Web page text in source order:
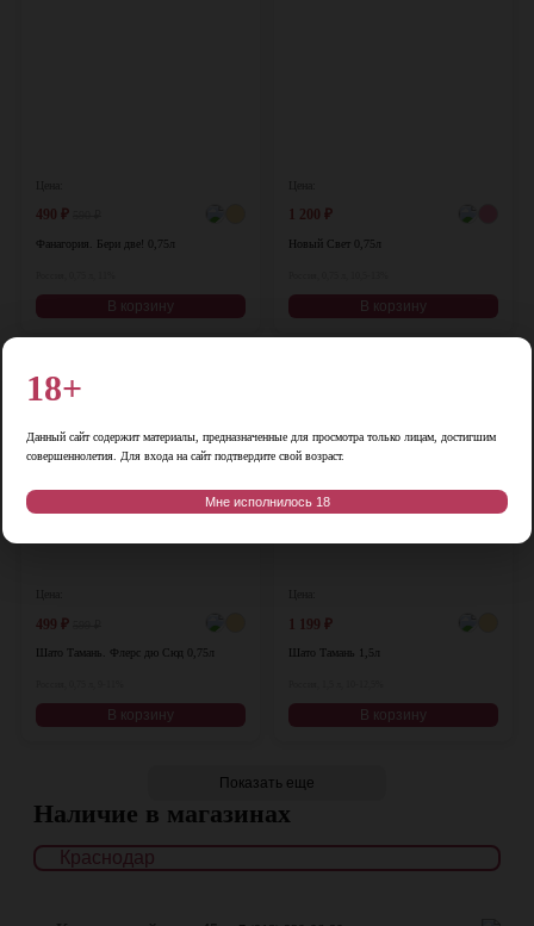
490 ₽
Фанагория. Бери две! 0,75л
В корзину
1 200 ₽
Новый Свет 0,75л
В корзину
499 ₽
Шато Тамань. Флерс дю Сюд 0,75л
В корзину
1 199 ₽
Шато Тамань 1,5л
В корзину
Показать еще
Наличие в магазинах
18+
Данный сайт содержит материалы, предназначенные для просмотра только лицам, достигшим
совершеннолетия. Для входа на сайт подтвердите свой возраст.
Мне исполнилось 18